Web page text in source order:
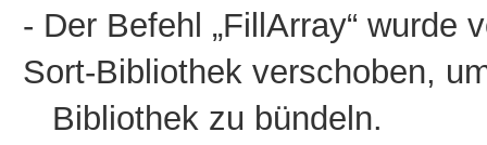
- Der Befehl „FillArray“ wurde
Sort-Bibliothek verschoben,
Bibliothek zu bündeln.